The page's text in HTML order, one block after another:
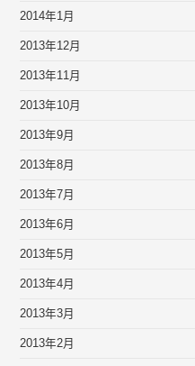
2014年1月
2013年12月
2013年11月
2013年10月
2013年9月
2013年8月
2013年7月
2013年6月
2013年5月
2013年4月
2013年3月
2013年2月